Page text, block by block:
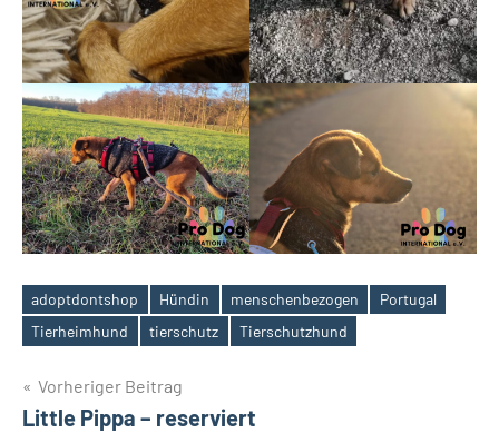
Schlagwörter
adoptdontshop Hündin menschenbezogen
Portugal
Tierheimhund
tierschutz Tierschutzhund
Beitragsnavigation
Vorheriger Beitrag
Little Pippa – reserviert